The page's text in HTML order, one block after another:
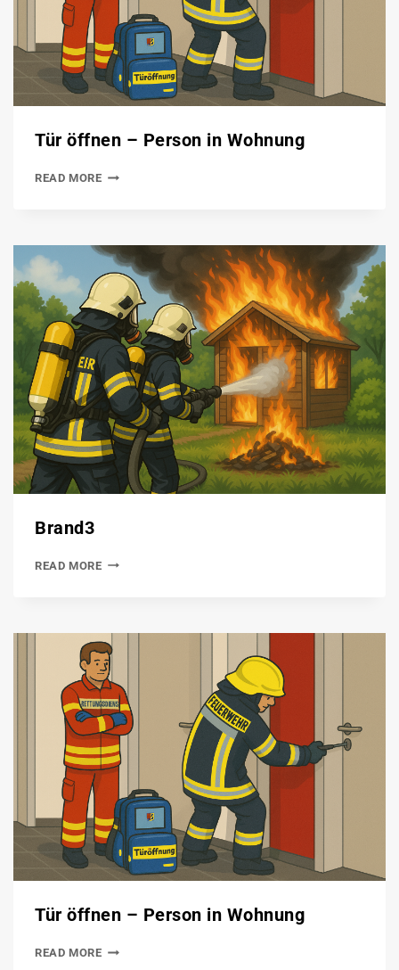
Tür öffnen – Person in Wohnung
READ MORE
Brand3
READ MORE
Tür öffnen – Person in Wohnung
READ MORE